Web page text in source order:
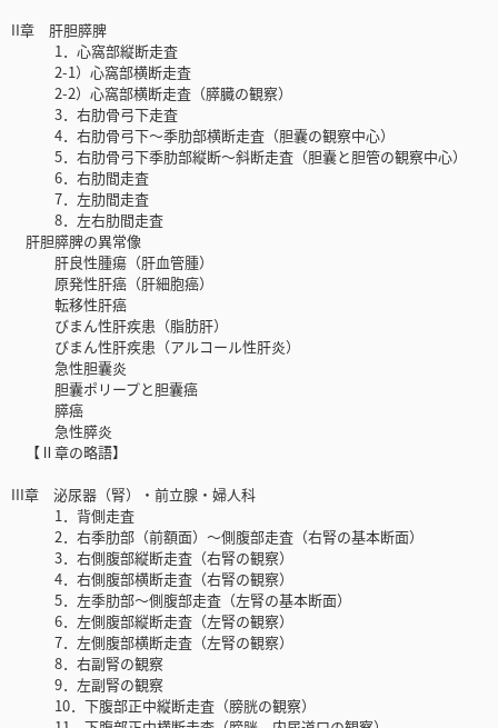
II章 肝胆膵脾
1．心窩部縦断走査
2-1）心窩部横断走査
2-2）心窩部横断走査（膵臓の観察）
3．右肋骨弓下走査
4．右肋骨弓下～季肋部横断走査（胆囊の観察中心）
5．右肋骨弓下季肋部縦断～斜断走査（胆囊と胆管の観察中心）
6．右肋間走査
7．左肋間走査
8．左右肋間走査
肝胆膵脾の異常像
肝良性腫瘍（肝血管腫）
原発性肝癌（肝細胞癌）
転移性肝癌
びまん性肝疾患（脂肪肝）
びまん性肝疾患（アルコール性肝炎）
急性胆囊炎
胆囊ポリープと胆囊癌
膵癌
急性膵炎
【Ⅱ章の略語】
III章 泌尿器（腎）・前立腺・婦人科
1．背側走査
2．右季肋部（前額面）～側腹部走査（右腎の基本断面）
3．右側腹部縦断走査（右腎の観察）
4．右側腹部横断走査（右腎の観察）
5．左季肋部～側腹部走査（左腎の基本断面）
6．左側腹部縦断走査（左腎の観察）
7．左側腹部横断走査（左腎の観察）
8．右副腎の観察
9．左副腎の観察
10．下腹部正中縦断走査（膀胱の観察）